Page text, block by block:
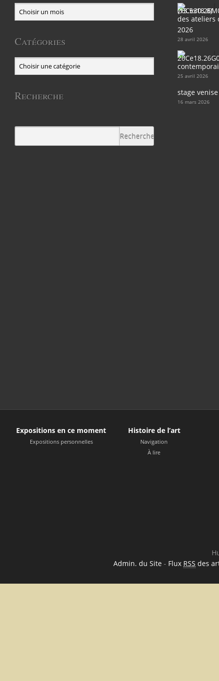
Catégories
Recherche
des ateliers
2026
28 avril 2026
25 avril 2026
stage
16 mars 2026
Expositions en ce moment
Expositions personnelles
Histoire de l’art
Navigation
À lire
Admin. du Site - Flux RSS des